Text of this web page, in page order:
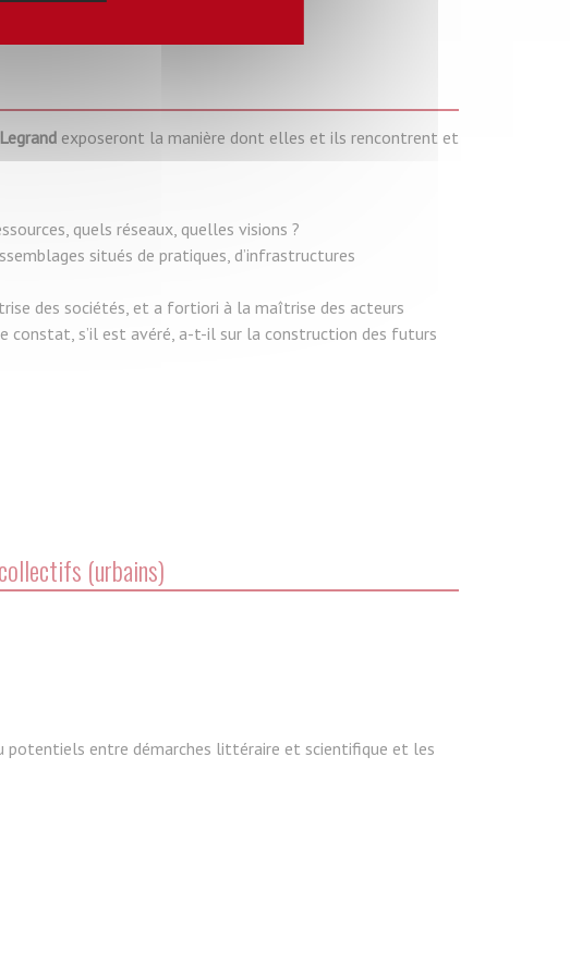
exposeront la manière dont elles et ils rencontrent et
quels réseaux, quelles visions ?
situés de pratiques, d’infrastructures
des sociétés, et a fortiori à la maîtrise des acteurs
constat, s’il est avéré, a-t-il sur la construction des futurs
(urbains)
potentiels entre démarches littéraire et scientifique et les